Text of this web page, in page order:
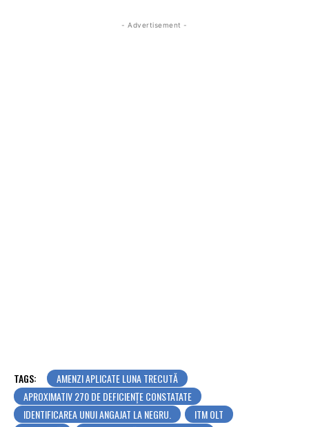
- Advertisement -
TAGS:
AMENZI APLICATE LUNA TRECUTĂ
APROXIMATIV 270 DE DEFICIENȚE CONSTATATE
IDENTIFICAREA UNUI ANGAJAT LA NEGRU.
ITM OLT